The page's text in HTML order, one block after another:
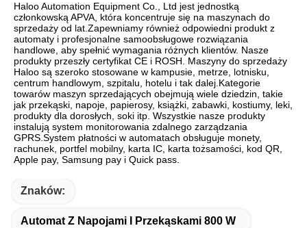
Haloo Automation Equipment Co., Ltd jest jednostką
członkowską APVA, która koncentruje się na maszynach do
sprzedaży od lat.Zapewniamy również odpowiedni produkt z
automaty i profesjonalne samoobsługowe rozwiązania
handlowe, aby spełnić wymagania różnych klientów. Nasze
produkty przeszły certyfikat CE i ROSH. Maszyny do sprzedaży
Haloo są szeroko stosowane w kampusie, metrze, lotnisku,
centrum handlowym, szpitalu, hotelu i tak dalej.Kategorie
towarów maszyn sprzedających obejmują wiele dziedzin, takie
jak przekąski, napoje, papierosy, książki, zabawki, kostiumy, leki,
produkty dla dorosłych, soki itp. Wszystkie nasze produkty
instalują system monitorowania zdalnego zarządzania
GPRS.System płatności w automatach obsługuje monety,
rachunek, portfel mobilny, karta IC, karta tożsamości, kod QR,
Apple pay, Samsung pay i Quick pass.
Znaków:
Automat Z Napojami I Przekąskami 800 W